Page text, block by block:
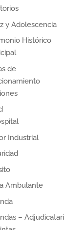
y Adolescencia
Histórico
de
Industrial
Ambulante
–